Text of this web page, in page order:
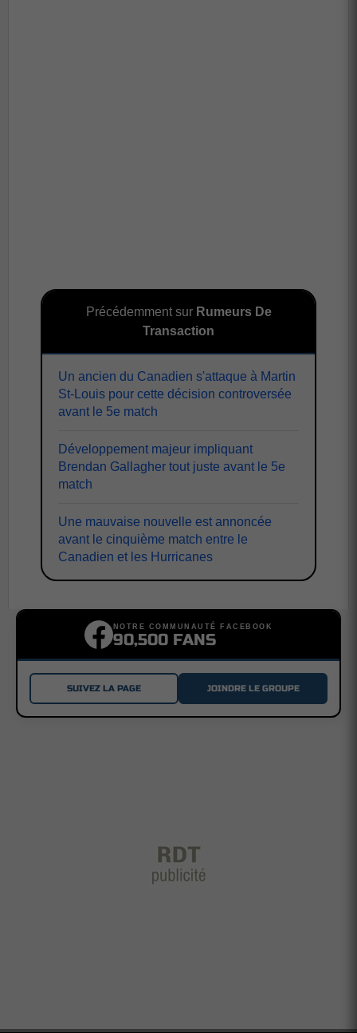
Précédemment sur Rumeurs De
Transaction
Un ancien du Canadien s'attaque à Martin
St-Louis pour cette décision controversée
avant le 5e match
Développement majeur impliquant
Brendan Gallagher tout juste avant le 5e
match
Une mauvaise nouvelle est annoncée
avant le cinquième match entre le
Canadien et les Hurricanes
NOTRE COMMUNAUTÉ FACEBOOK
90,500 FANS
SUIVEZ LA PAGE JOINDRE LE GROUPE